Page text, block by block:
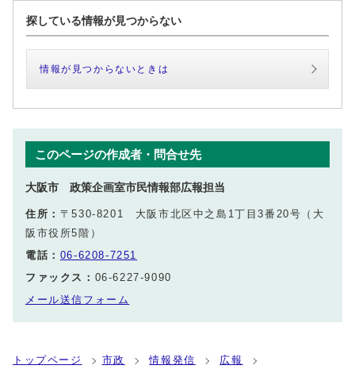
探している情報が見つからない
情報が見つからないときは
このページの作成者・問合せ先
大阪市 政策企画室市民情報部広報担当
住所： 〒530-8201 大阪市北区中之島1丁目3番20号（大
阪市役所5階）
電話： 06-6208-7251
ファックス： 06-6227-9090
メール送信フォーム
トップページ 市政 情報発信 広報